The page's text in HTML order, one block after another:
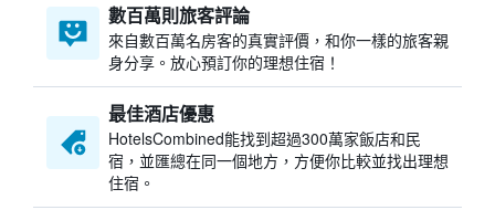
數百萬則旅客評論
來自數百萬名房客的真實評價，和你一樣的旅客親
身分享。放心預訂你的理想住宿！
最佳酒店優惠
HotelsCombined​能找到超過300萬家飯店和民
宿，並匯總在同一個地方，方便你比較並找出理想
住宿。